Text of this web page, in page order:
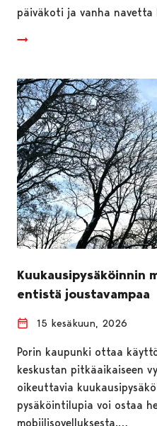
päiväkoti ja vanha navetta
Kuukausipysäköinnin
entistä joustavampaa
15 kesäkuun, 2026
Porin kaupunki ottaa
keskustan pitkäaikaiseen
oikeuttavia
pysäköintilupia voi ostaa
mobiilisovelluksesta.…